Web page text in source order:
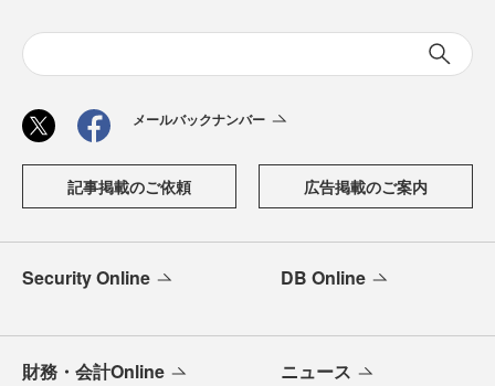
メールバックナンバー
記事掲載のご依頼 広告掲載のご案内
Security Online DB Online
財務・会計Online ニュース